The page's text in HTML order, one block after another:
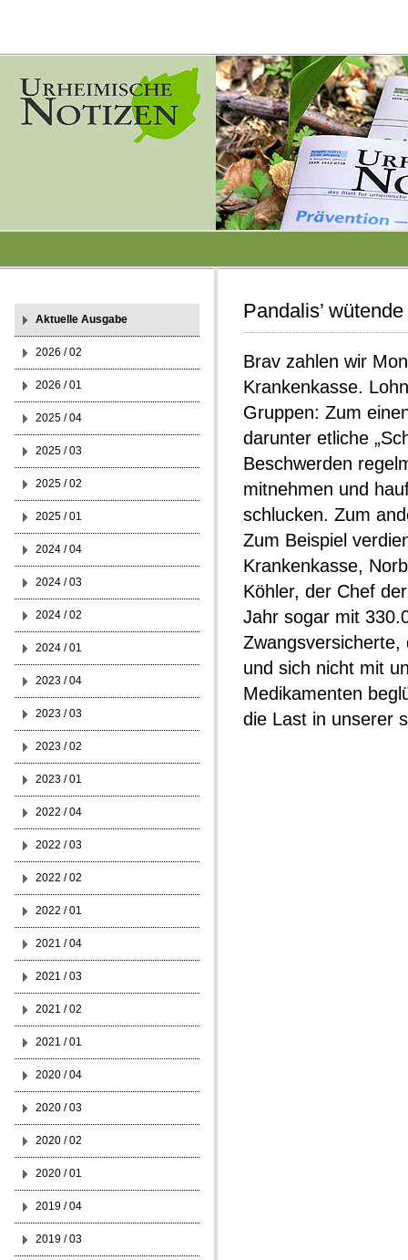
Pandalis’
Brav zahlen wir
Krankenkasse.
Gruppen: Zum
darunter etliche
Beschwerden
mitnehmen und
schlucken. Zum
Zum Beispiel
Krankenkasse,
Köhler, der Chef
Jahr sogar mit
und sich nicht mit
Medikamenten
die Last in unserer
Aktuelle Ausgabe
2026 / 02
2026 / 01
2025 / 04
2025 / 03
2025 / 02
2025 / 01
2024 / 04
2024 / 03
2024 / 02
2024 / 01
2023 / 04
2023 / 03
2023 / 02
2023 / 01
2022 / 04
2022 / 03
2022 / 02
2022 / 01
2021 / 04
2021 / 03
2021 / 02
2021 / 01
2020 / 04
2020 / 03
2020 / 02
2020 / 01
2019 / 04
2019 / 03